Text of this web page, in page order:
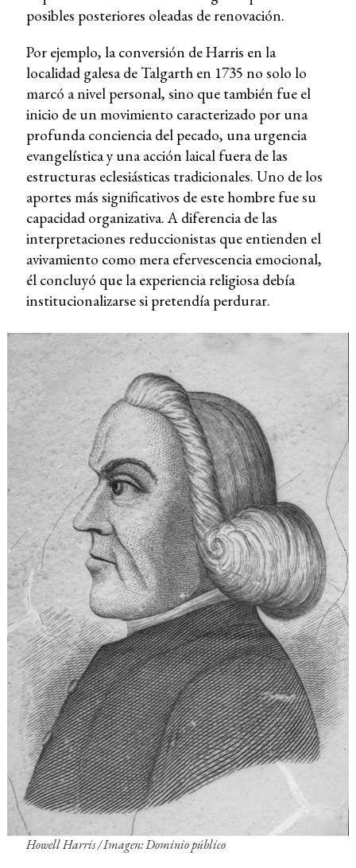
posibles posteriores oleadas de renovación.
Por ejemplo, la conversión de Harris en la
localidad galesa de Talgarth en 1735 no solo lo
marcó a nivel personal, sino que también fue el
inicio de un movimiento caracterizado por una
profunda conciencia del pecado, una urgencia
evangelística y una acción laical fuera de las
estructuras eclesiásticas tradicionales. Uno de los
aportes más significativos de este hombre fue su
capacidad organizativa. A diferencia de las
interpretaciones reduccionistas que entienden el
avivamiento como mera efervescencia emocional,
él concluyó que la experiencia religiosa debía
institucionalizarse si pretendía perdurar.
Howell Harris / Imagen: Dominio público